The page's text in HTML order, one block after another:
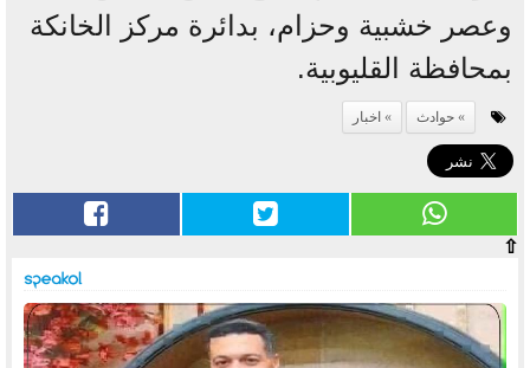
وعصر خشبية وحزام، بدائرة مركز الخانكة
بمحافظة القليوبية.
حوادث اخبار
⇧